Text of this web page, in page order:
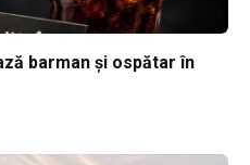
barman și ospătar în